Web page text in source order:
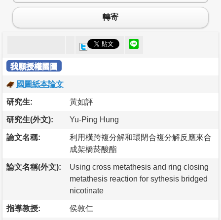
轉寄
我願授權國圖
國圖紙本論文
研究生: 黃如評
研究生(外文): Yu-Ping Hung
論文名稱:
利用橫跨複分解和環閉合複分解反應來合
成架橋菸酸酯
論文名稱(外文):
Using cross metathesis and ring closing
metathesis reaction for sythesis bridged
nicotinate
指導教授: 侯敦仁